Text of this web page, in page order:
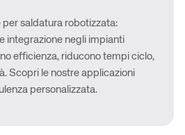
saldatura robotizzata:
integrazione negli impianti
efficienza, riducono tempi ciclo,
Scopri le nostre applicazioni
personalizzata.